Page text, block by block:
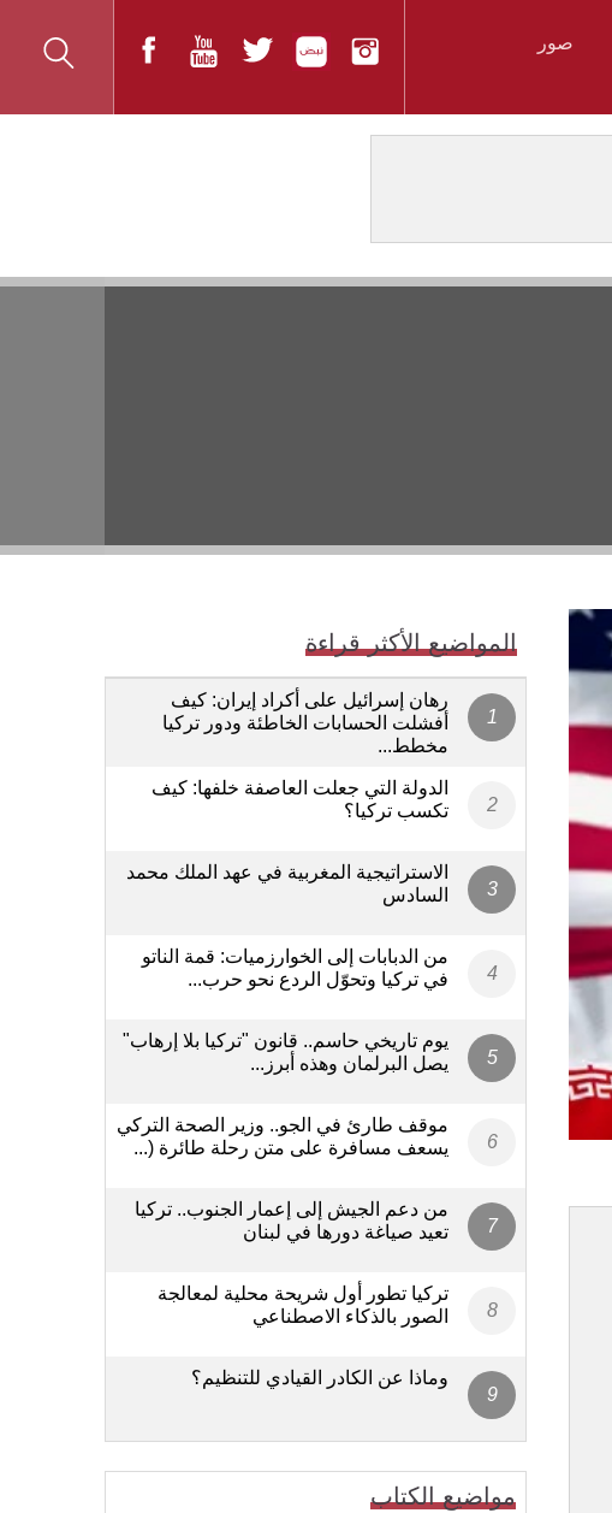
صور
المواضيع الأكثر قراءة
رهان إسرائيل على أكراد إيران: كيف
أفشلت الحسابات الخاطئة ودور تركيا
مخطط...
الدولة التي جعلت العاصفة خلفها: كيف
تكسب تركيا؟
الاستراتيجية المغربية في عهد الملك محمد
السادس
من الدبابات إلى الخوارزميات: قمة الناتو
في تركيا وتحوّل الردع نحو حرب...
يوم تاريخي حاسم.. قانون "تركيا بلا إرهاب"
يصل البرلمان وهذه أبرز...
موقف طارئ في الجو.. وزير الصحة التركي
يسعف مسافرة على متن رحلة طائرة (...
من دعم الجيش إلى إعمار الجنوب.. تركيا
تعيد صياغة دورها في لبنان
تركيا تطور أول شريحة محلية لمعالجة
الصور بالذكاء الاصطناعي
وماذا عن الكادر القيادي للتنظيم؟
مواضيع الكتاب